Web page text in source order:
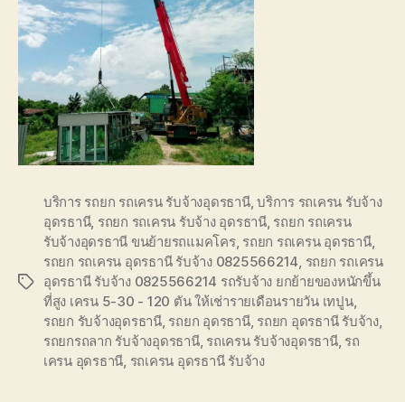
Tags
บริการ รถยก รถเครน รับจ้างอุดรธานี,บริการ รถเครน รับจ้าง
อุดรธานี, รถยก รถเครน รับจ้าง อุดรธานี, รถยก รถเครน
รับจ้างอุดรธานี ขนย้ายรถแมคโคร, รถยก รถเครน อุดรธานี,
รถยก รถเครน อุดรธานี รับจ้าง 0825566214, รถยก รถเครน
อุดรธานี รับจ้าง 0825566214 รถรับจ้าง ยกย้ายของหนักขึ้น
ที่สูง เครน 5-30 - 120 ตัน ให้เช่ารายเดือนรายวัน เทปูน,
รถยก รับจ้างอุดรธานี, รถยก อุดรธานี, รถยก อุดรธานี รับจ้าง,
รถยกรถลาก รับจ้างอุดรธานี, รถเครน รับจ้างอุดรธานี, รถ
เครน อุดรธานี, รถเครน อุดรธานี รับจ้าง